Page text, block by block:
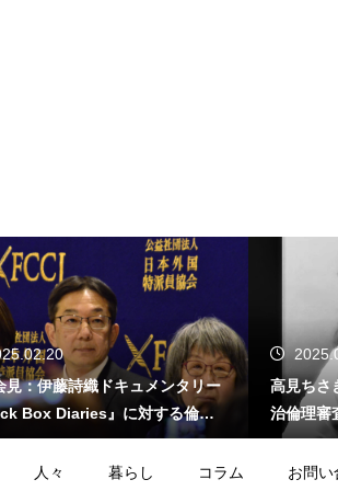
見：伊藤詩織ドキュメンタリー
Box Diaries』に対する倫理
高見ちさ
治倫理審
人々 暮らし コラム お問い